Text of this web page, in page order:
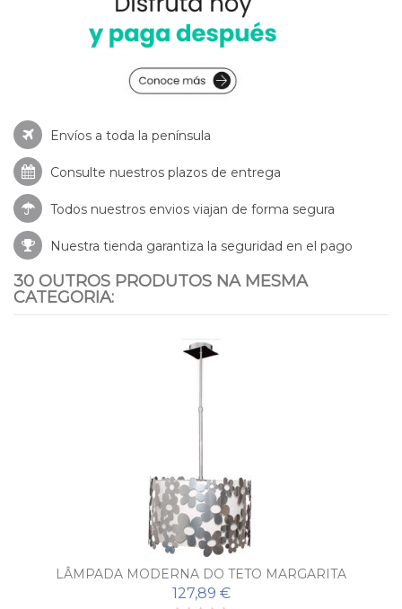
Envíos a toda la península
Consulte nuestros plazos de entrega
Todos nuestros envios viajan de forma segura
Nuestra tienda garantiza la seguridad en el pago
30 OUTROS PRODUTOS NA MESMA
CATEGORIA:
LÂMPADA MODERNA DO TETO MARGARITA
127,89 €